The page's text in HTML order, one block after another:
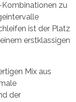
zu
ist der Platz
erstklassigen
Mix aus
der